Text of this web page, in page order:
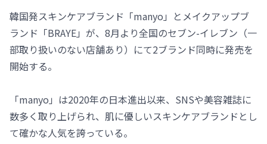
韓国発スキンケアブランド「manyo」とメイクアップブ
ランド「BRAYE」が、8月より全国のセブン-イレブン（一
部取り扱いのない店舗あり）にて2ブランド同時に発売を
開始する。
「manyo」は2020年の日本進出以来、SNSや美容雑誌に
数多く取り上げられ、肌に優しいスキンケアブランドとし
て確かな人気を誇っている。